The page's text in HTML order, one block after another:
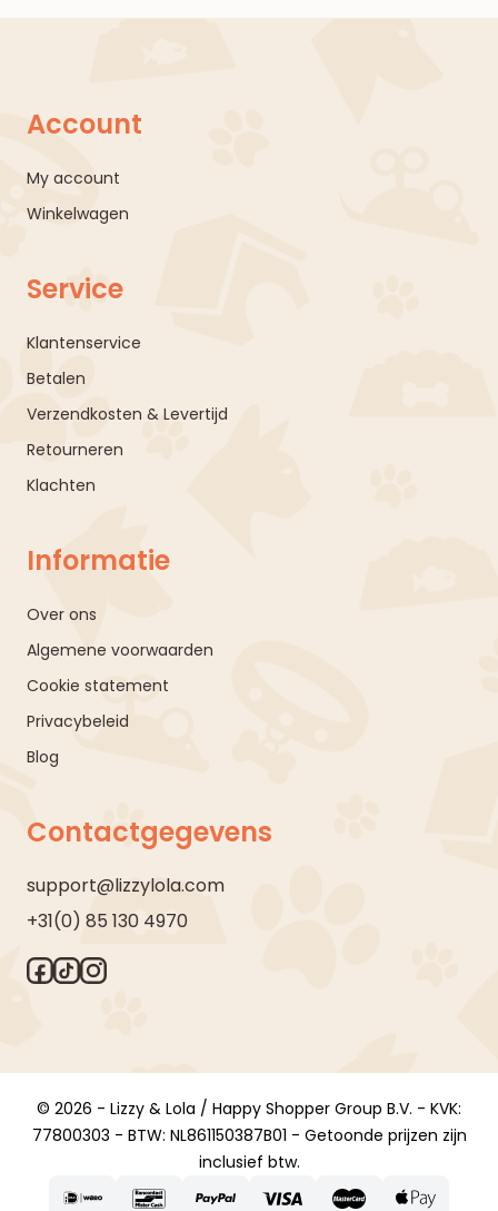
Account
My account
Winkelwagen
Service
Klantenservice
Betalen
Verzendkosten & Levertijd
Retourneren
Klachten
Informatie
Over ons
Algemene voorwaarden
Cookie statement
Privacybeleid
Blog
Contactgegevens
support@lizzylola.com
+31(0) 85 130 4970
© 2026 - Lizzy & Lola / Happy Shopper Group B.V. - KVK:
77800303 - BTW: NL861150387B01 - Getoonde prijzen zijn
inclusief btw.